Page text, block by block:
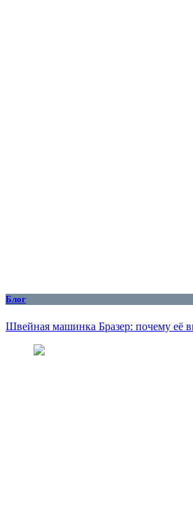
Блог
Швейная машинка Бразер: почему её